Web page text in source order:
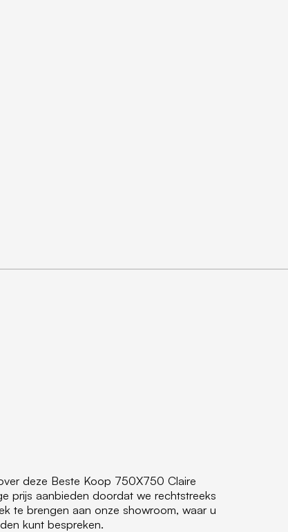
deze Beste Koop 750X750 Claire
prijs aanbieden doordat we rechtstreeks
te brengen aan onze showroom, waar u
kunt bespreken.